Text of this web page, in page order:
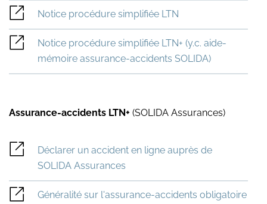
Notice procédure simplifiée LTN
Notice procédure simplifiée LTN+ (y.c. aide-
mémoire assurance-accidents SOLIDA)
Assurance-accidents LTN+ (SOLIDA Assurances)
Déclarer un accident en ligne auprès de
SOLIDA Assurances
Généralité sur l'assurance-accidents obligatoire